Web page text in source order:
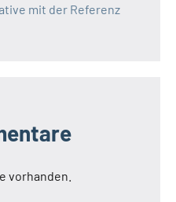
mit der Referenz
vorhanden.